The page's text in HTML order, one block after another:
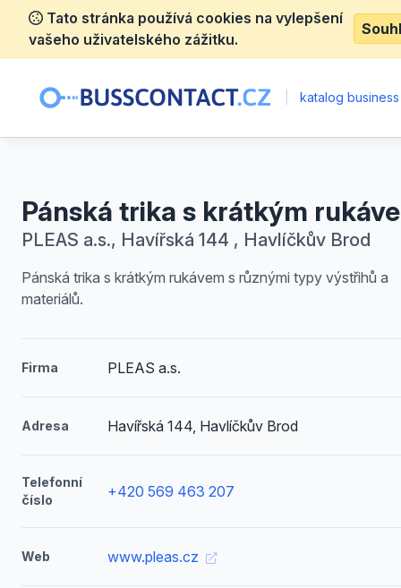
Tato stránka používá cookies na vylepšení
vašeho uživatelského zážitku.
katalog
Pánská trika s krátkým
PLEAS a.s., Havířská 144 , Havlíčkův Brod
Pánská trika s krátkým rukávem s různými typy výstřihů a
materiálů.
Firma PLEAS a.s.
Adresa Havířská 144, Havlíčkův Brod
Telefonní
číslo
+420 569 463 207
Web www.pleas.cz